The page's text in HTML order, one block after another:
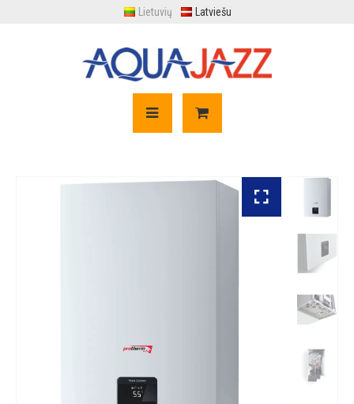
Lietuvių Latviešu